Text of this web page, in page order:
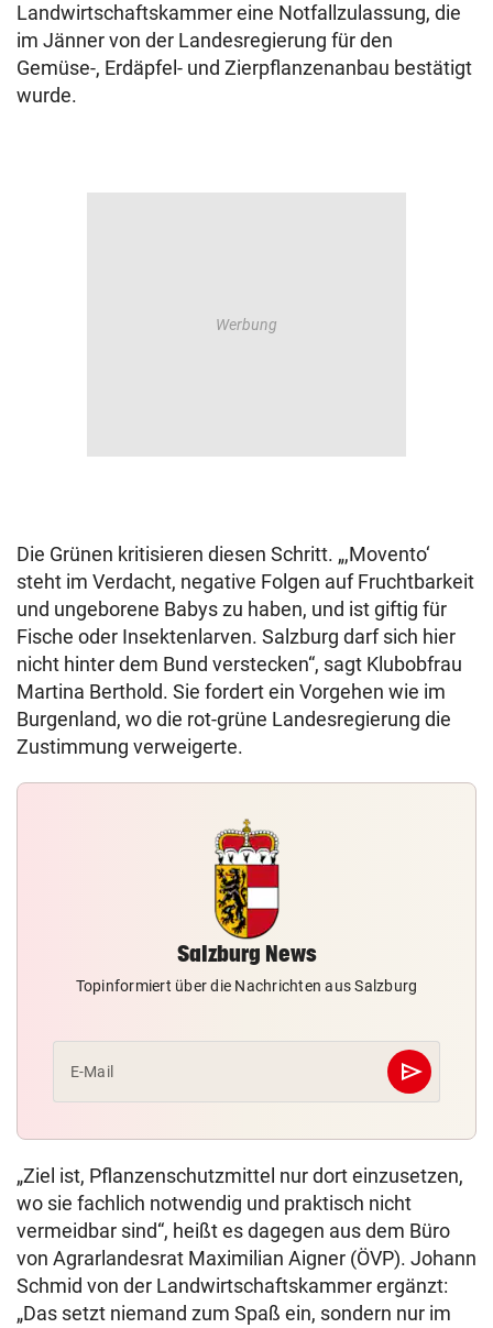
Landwirtschaftskammer eine Notfallzulassung, die
im Jänner von der Landesregierung für den
Gemüse-, Erdäpfel- und Zierpflanzenanbau bestätigt
wurde.
Die Grünen kritisieren diesen Schritt. „,Movento‘
steht im Verdacht, negative Folgen auf Fruchtbarkeit
und ungeborene Babys zu haben, und ist giftig für
Fische oder Insektenlarven. Salzburg darf sich hier
nicht hinter dem Bund verstecken“, sagt Klubobfrau
Martina Berthold. Sie fordert ein Vorgehen wie im
Burgenland, wo die rot-grüne Landesregierung die
Zustimmung verweigerte.
Salzburg News
Topinformiert über die Nachrichten aus Salzburg
E-Mail send
Abschicken
„Ziel ist, Pflanzenschutzmittel nur dort einzusetzen,
wo sie fachlich notwendig und praktisch nicht
vermeidbar sind“, heißt es dagegen aus dem Büro
von Agrarlandesrat Maximilian Aigner (ÖVP). Johann
Schmid von der Landwirtschaftskammer ergänzt:
„Das setzt niemand zum Spaß ein, sondern nur im